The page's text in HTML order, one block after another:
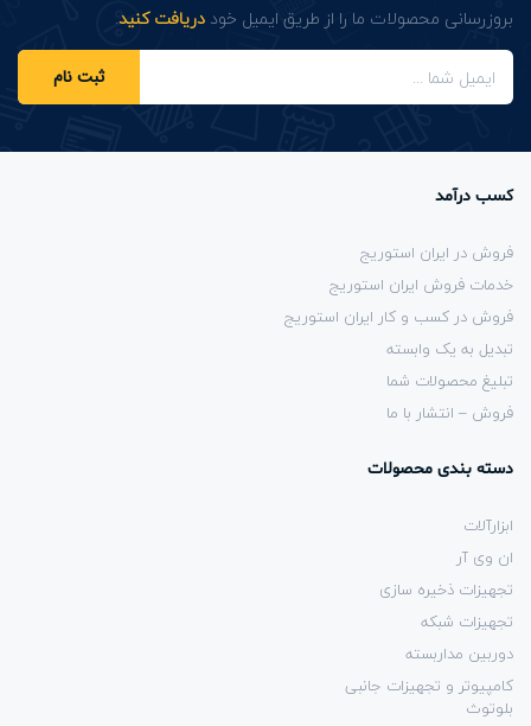
بروزرسانی محصولات ما را از طریق ایمیل خود دریافت کنید.
ثبت نام
کسب درآمد
فروش در ایران استوریج
خدمات فروش ایران استوریج
فروش در کسب و کار ایران استوریج
تبدیل به یک وابسته
تبلیغ محصولات شما
فروش – انتشار با ما
دسته بندی محصولات
ابزارآلات
ان وی آر
تجهیزات ذخیره سازی
تجهیزات شبکه
دوربین مداربسته
کامپیوتر و تجهیزات جانبی
بلوتوث